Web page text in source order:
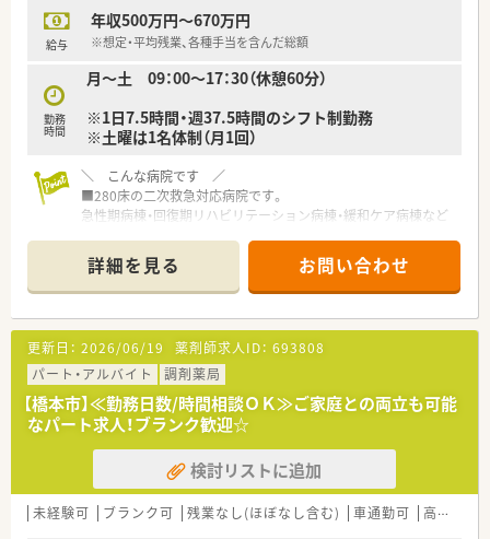
■研修制度を通じて互いに知識を高め合う文化があり、向上心を
持って働きたい方には最適な職場です。
業務に取り組むことができます。
給与
年収500万円～670万円
※想定・平均残業、各種手当を含んだ総額
勤務
時間
月～土 09：00～17：30（休憩60分）
※1日7.5時間・週37.5時間のシフト制勤務
※土曜は1名体制（月1回）
＼ こんな病院です ／
■280床の二次救急対応病院です。
急性期病棟・回復期リハビリテーション病棟・緩和ケア病棟など
す。
■医療の質が十分確保されている病院として、紀北地区では初め
て"医療機能評価"の認定を受けた病院であり、その後も審査をク
リアし続けています！
■子育て応援企業にも認定されており、働きやすい環境作りも進
めています。院内保育所もあります！
■「地域に住む人々」の命と健康を守るとともに「働く人々」の命
と健康を守ること。そして病院に働く人たちを大切にする事を
謳っておられます。
■急性期一般病棟、回復期リハビリテーション病棟、障害者施設
等一般病棟、地域包括ケア病棟、緩和ケア病棟、医療療養病棟を
有し、急性期から慢性期までの病床を有効に利用してシームレス
な医療ができる体制を構築しています。
■運営法人は、病院以外にもクリニックや健康管理センターとい
詳細を見る お問い合わせ
更新日： 2026/06/19 薬剤師求人ID： 693808
パート・アルバイト
調剤薬局
【橋本市】≪勤務日数/時間相談ＯＫ≫ご家庭との両立も可能
なパート求人！ブランク歓迎☆
検討リストに追加
未経験可 ブランク可 残業なし(ほぼなし含む) 車通勤可 高時給(2,500円以上)